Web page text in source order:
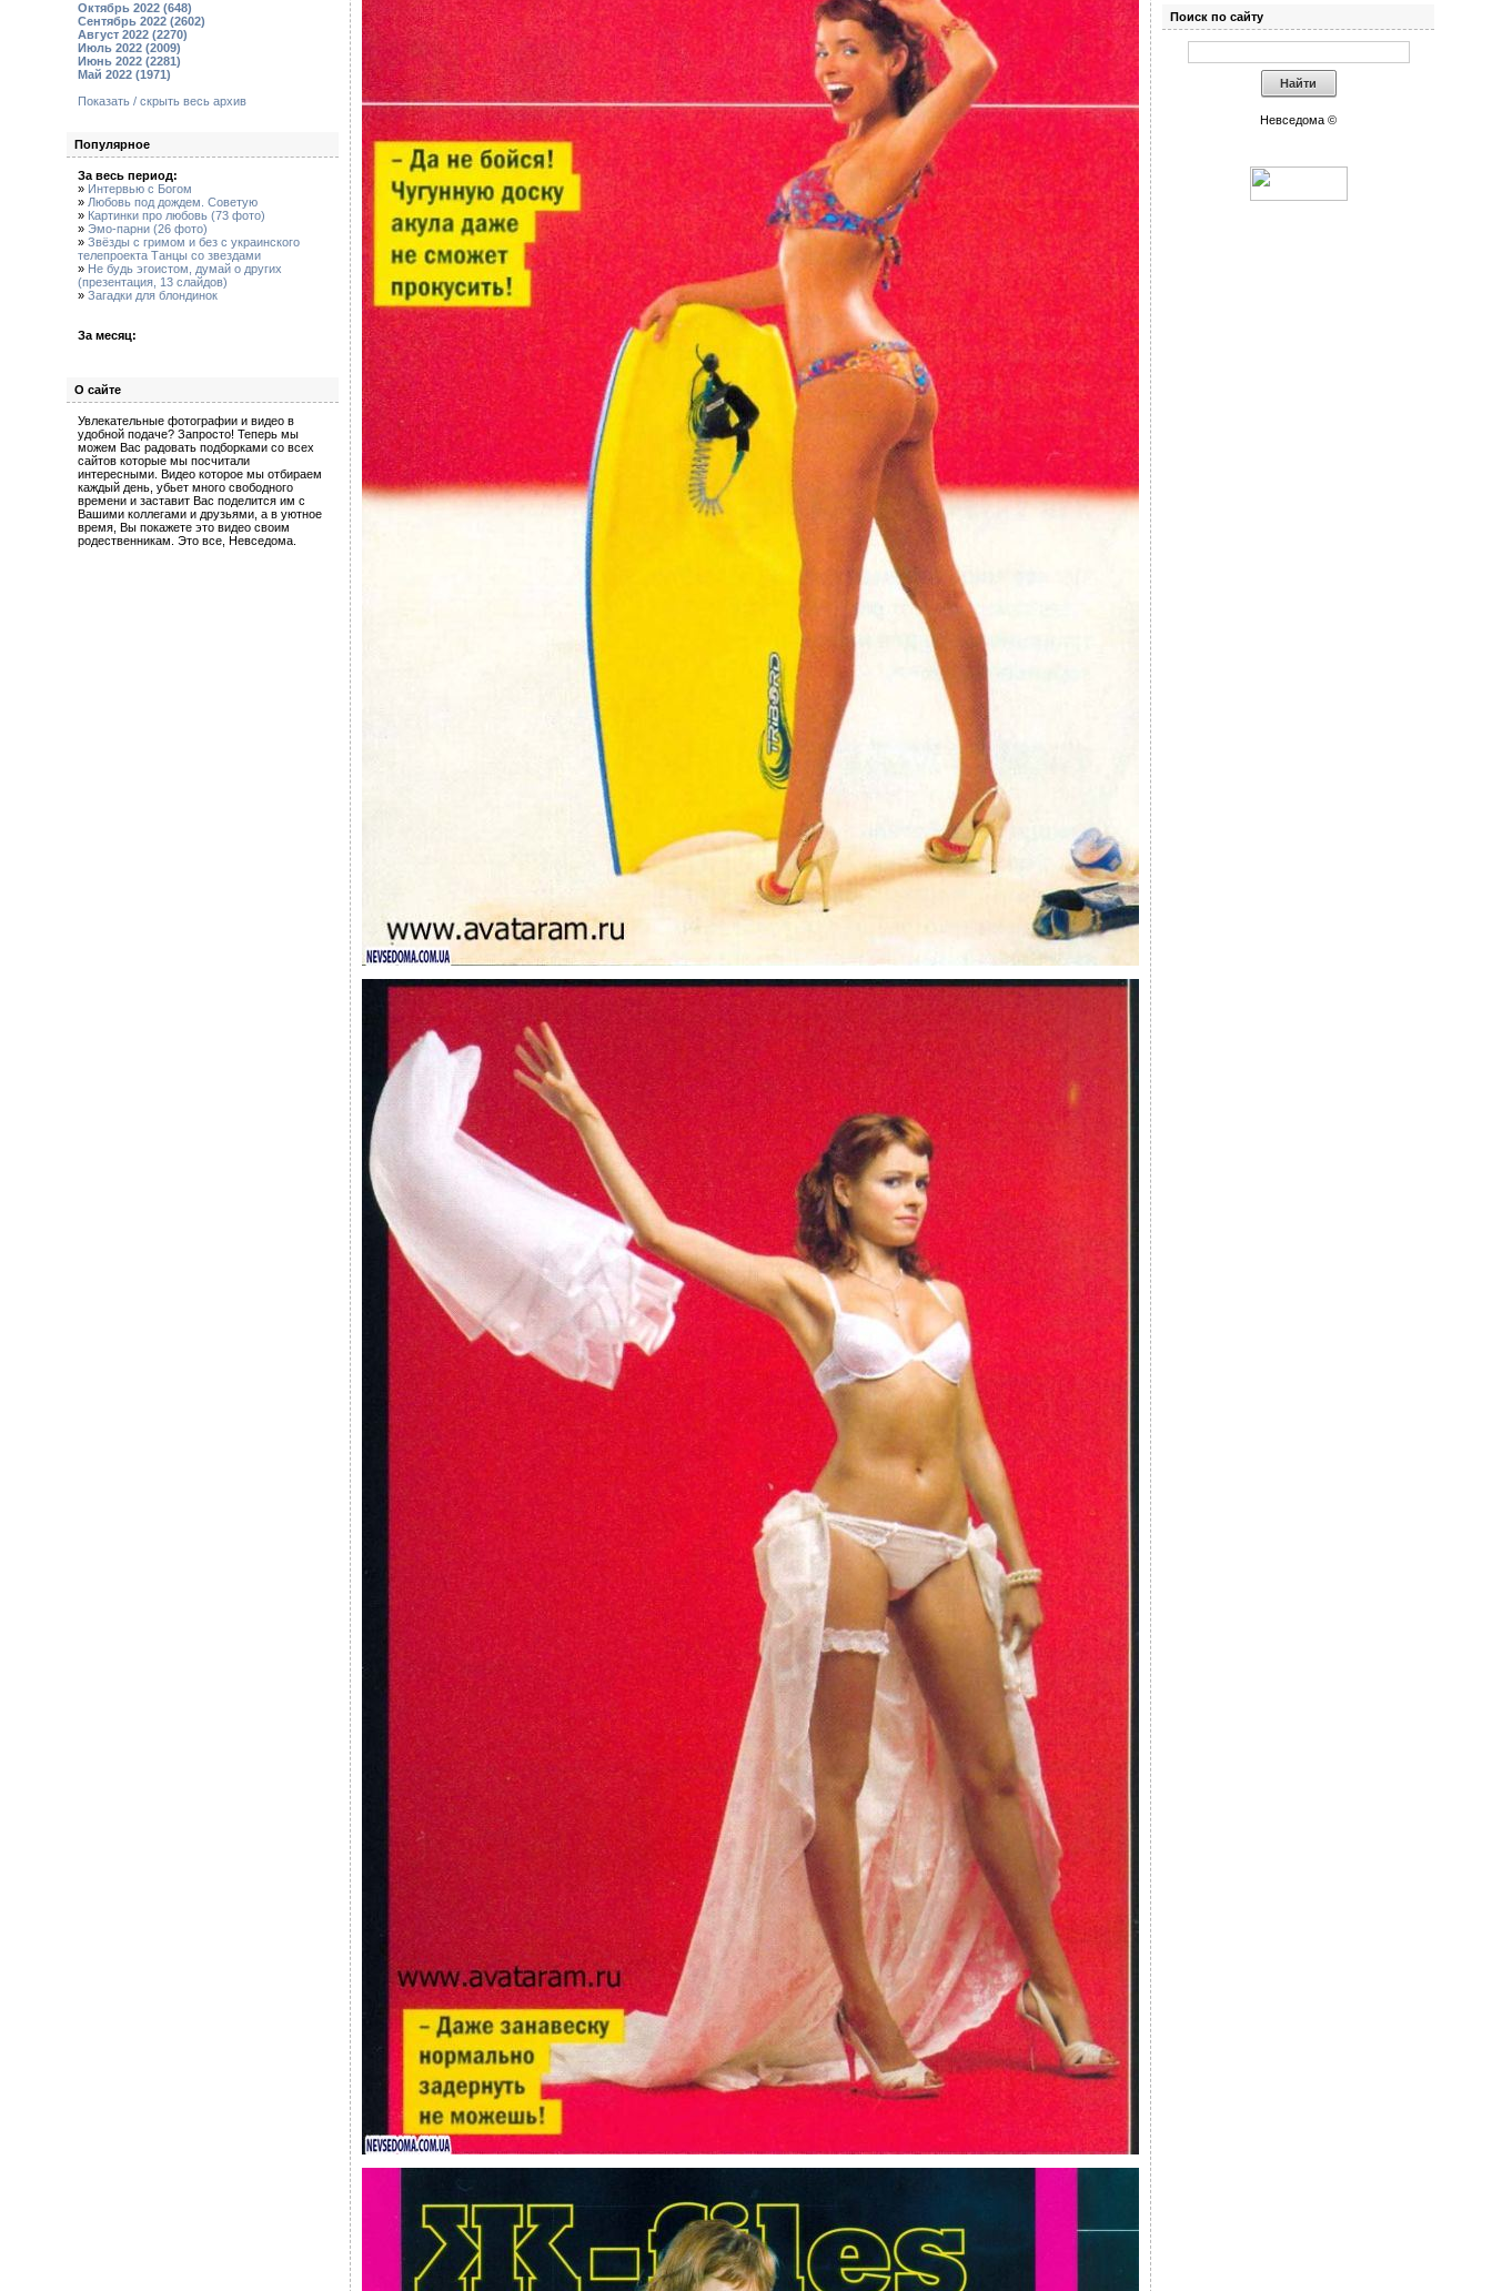
Октябрь 2022 (648)
Сентябрь 2022 (2602)
Август 2022 (2270)
Июль 2022 (2009)
Июнь 2022 (2281)
Май 2022 (1971)
Показать / скрыть весь архив
Популярное
За весь период:
» Интервью с Богом
» Любовь под дождем. Советую
» Картинки про любовь (73 фото)
» Эмо-парни (26 фото)
» Звёзды с гримом и без с украинского
телепроекта Танцы со звездами
» Не будь эгоистом, думай о других
(презентация, 13 слайдов)
» Загадки для блондинок
За месяц:
О сайте
Увлекательные фотографии и видео в
удобной подаче? Запросто! Теперь мы
можем Вас радовать подборками со всех
сайтов которые мы посчитали
интересными. Видео которое мы отбираем
каждый день, убьет много свободного
времени и заставит Вас поделится им с
Вашими коллегами и друзьями, а в уютное
время, Вы покажете это видео своим
родественникам. Это все, Невседома.
Поиск по сайту
Невседома ©